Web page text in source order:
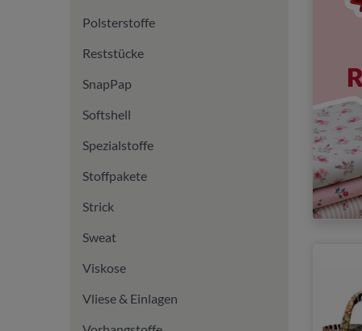
Polsterstoffe
Reststücke
SnapPap
Softshell
Spezialstoffe
Stoffpakete
Strick
Sweat
Viskose
Vliese & Einlagen